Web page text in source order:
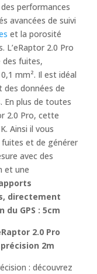
performances
avancées de suivi
et la porosité
L’eRaptor 2.0 Pro
des fuites,
mm². Il est idéal
des données de
En plus de toutes
2.0 Pro, cette
Ainsi il vous
et de générer
avec des
et une
directement
GPS : 5cm
2.0 Pro
précision 2m
: découvrez